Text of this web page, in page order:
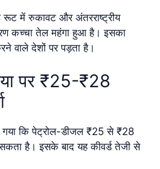
रूट में रुकावट और अंतरराष्ट्रीय
कच्चा तेल महंगा हुआ है। इसका
वाले देशों पर पड़ता है।
पर ₹25-₹28
गया कि पेट्रोल-डीजल ₹25 से ₹28
है। इसके बाद यह कीवर्ड तेजी से